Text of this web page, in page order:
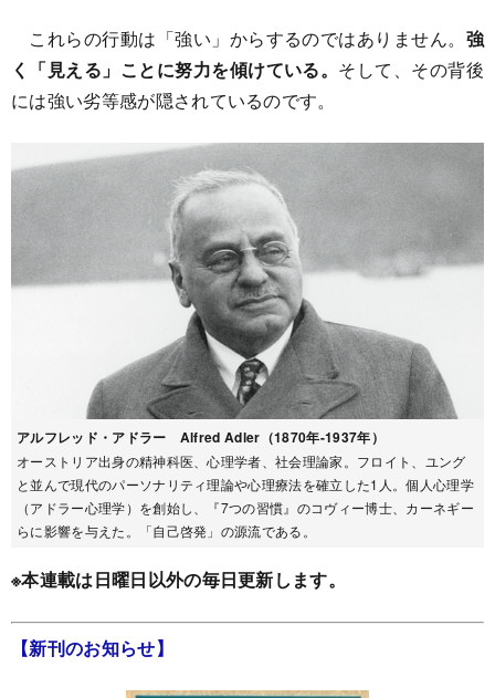
これらの行動は「強い」からするのではありません。 強
く「見える」ことに努力を傾けている。 そして、その背後
には強い劣等感が隠されているのです。
アルフレッド・アドラー Alfred Adler（1870年-1937年）
オーストリア出身の精神科医、心理学者、社会理論家。フロイト、ユング
と並んで現代のパーソナリティ理論や心理療法を確立した1人。個人心理学
（アドラー心理学）を創始し、『7つの習慣』のコヴィー博士、カーネギー
らに影響を与えた。「自己啓発」の源流である。
※本連載は日曜日以外の毎日更新します。
【新刊のお知らせ】